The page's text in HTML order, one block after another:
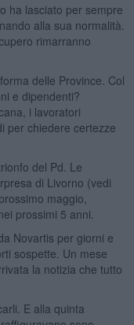
ha lasciato per sempre
alla sua normalità.
rimarranno
delle Province. Col
e dipendenti?
i lavoratori
per chiedere certezze
del Pd. Le
di Livorno (vedi
maggio,
prossimi 5 anni.
Novartis per giorni e
sospette. Un mese
la notizia che tutto
E alla quinta